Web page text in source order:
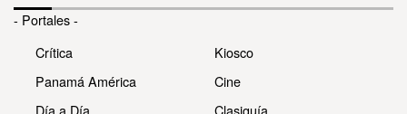
- Portales -
Crítica
Panamá América
Día a Día
Kiosco
Cine
Clasiguía